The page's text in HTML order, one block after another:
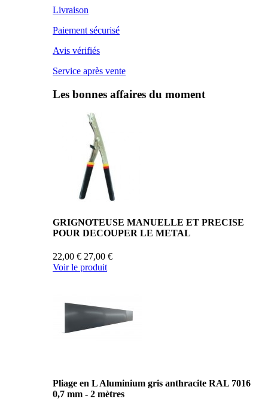
Livraison
Paiement sécurisé
Avis vérifiés
Service après vente
Les bonnes affaires du moment
GRIGNOTEUSE MANUELLE ET PRECISE
POUR DECOUPER LE METAL
22,00 € 27,00 €
Voir le produit
Pliage en L Aluminium gris anthracite RAL 7016
0,7 mm - 2 mètres